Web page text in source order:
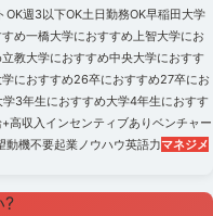
OK週3以下OK土日勤務OK早稲田大学
め一橋大学におすすめ上智大学にお
立教大学におすすめ中央大学におすす
におすすめ26卒におすすめ27卒にお
学3年生におすすめ大学4年生におすす
高収入 インセンティブありベンチャー
動機不要起業ノウハウ英語力マネジメ
?